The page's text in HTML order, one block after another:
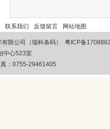
联系我们 反馈留言 网站地图
限公司（瑞科条码）
粤ICP备
中心523室
：0755-29461405